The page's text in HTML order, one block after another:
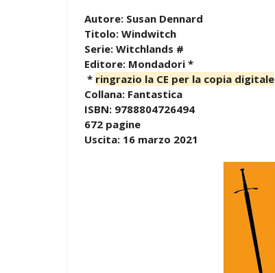
Autore: Susan Dennard
Titolo: Windwitch
Serie: Witchlands #
Editore: Mondadori *
* ringrazio la CE per la copia digitale
Collana: Fantastica
ISBN: 9788804726494
672 pagine
Uscita: 16 marzo 2021